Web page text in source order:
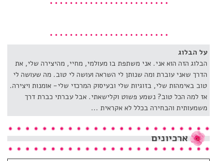
על הבלוג
הבלוג הזה הוא אני. אני משתפת בו מעולמי, מחיי, מהיצירה שלי, את
הדרך שאני עוברת ומה שנותן לי השראה ועושה לי טוב. מה שעושה לי
טוב באימהות שלי, בזוגיות שלי ובעיסוק המרכזי שלי- אומנות ויצירה.
אז למה הכל טוב? נשמע פשוט וקלישאתי. אבל עברתי כברת דרך
משמעותית והבחירה בכלל לא אקראית ...
ארכיונים